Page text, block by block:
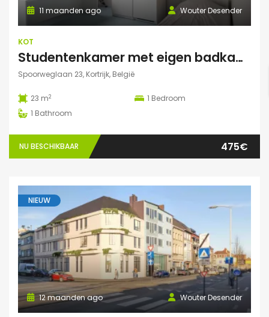
Wouter Desender
11 maanden ago
KOT
Studentenkamer met eigen badkamer
Spoorweglaan 23, Kortrijk, België
23 m2 1 Bedroom
1 Bathroom
NU BESCHIKBAAR 475€
NIEUW
Wouter Desender
12 maanden ago